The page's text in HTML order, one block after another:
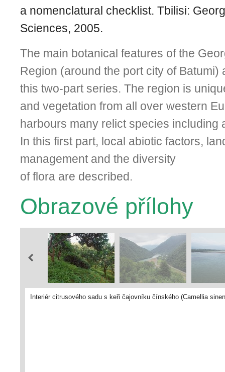
a nomenclatural checklist. Tbilisi:
Sciences, 2005.
The main botanical features of the
Region (around the port city of Batumi)
this two-part series. The region is
and vegetation from all over western
harbours many relict species including
In this first part, local abiotic factors,
management and the diversity
of flora are described.
Obrazové přílohy
Interiér citrusového sadu s keři čajovníku čínského (Camellia